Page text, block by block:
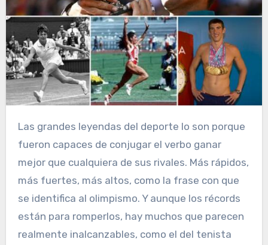
Las grandes leyendas del deporte lo son porque
fueron capaces de conjugar el verbo ganar
mejor que cualquiera de sus rivales. Más rápidos,
más fuertes, más altos, como la frase con que
se identifica al olimpismo. Y aunque los récords
están para romperlos, hay muchos que parecen
realmente inalcanzables, como el del tenista